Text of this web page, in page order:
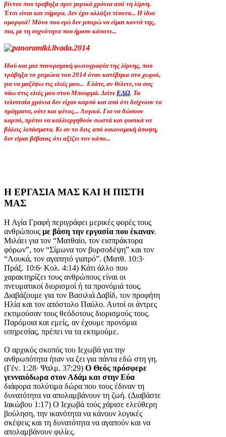
βίντεο που τραβηξα πριν μερικά χρόνια από τη λίμνη.
Έτσι είναι και σήμερα. Δεν έχει αλλάξει τίποτα... Η ίδια
ομορφιά! Μόνο που εγώ δεν μπορώ να είμαι κοντά της,
πια, με τη συχνότητα που ήμουν κάποτε...
Ιδού και μια πανοραμική φωτογραφία της λίμνης, που
τράβηξα το χειμώνα του 2014 όταν κατέβηκα στο χωριό,
για να μαζέψω τις ελιές μου... Ελάτε, αν θέλετε, να σας
πάω στις ελιές μου στου Μπουρμά. Δείτε ΕΔΩ. Τα
τελευταία χρόνια δεν είχαν καρπό και από ότι δείχνουν τα
πράγματα, ούτε και φέτος... Λογικό. Για να δώσουν
καρπό, πρέπει να καλλιεργηθούν σωστά και φυσικά να
βάλεις λιπάσματα. Κι αν το δεις από οικονομική άποψη,
δεν είμαι βέβαιος ότι αξίζει τον κόπο...
Η ΕΡΓΑΣΙΑ ΜΑΣ ΚΑΙ Η ΠΙΣΤΗ
ΜΑΣ
Η Αγία Γραφή περιγράφει μερικές φορές τους
ανθρώπους με βάση την εργασία που έκαναν.
Μιλάει για τον “Ματθαίο, τον εισπράκτορα
φόρων”, τον “Σίμωνα τον βυρσοδέψη” και τον
“Λουκά, τον αγαπητό γιατρό”. (Ματθ. 10:3·
Πράξ. 10:6· Κολ. 4:14) Κάτι άλλο που
χαρακτηρίζει τους ανθρώπους είναι οι
πνευματικοί διορισμοί ή τα προνόμιά τους.
Διαβάζουμε για τον Βασιλιά Δαβίδ, τον προφήτη
Ηλία και τον απόστολο Παύλο. Αυτοί οι άντρες
εκτιμούσαν τους θεόδοτους διορισμούς τους.
Παρόμοια και εμείς, αν έχουμε προνόμια
υπηρεσίας, πρέπει να τα εκτιμούμε.
Ο αρχικός σκοπός του Ιεχωβά για την
ανθρωπότητα ήταν να ζει για πάντα εδώ στη γη.
(Γέν. 1:28· Ψαλμ. 37:29) Ο Θεός πρόσφερε
γενναιόδωρα στον Αδάμ και στην Εύα
διάφορα πολύτιμα δώρα που τους έδιναν τη
δυνατότητα να απολαμβάνουν τη ζωή. (Διαβάστε
Ιακώβου 1:17) Ο Ιεχωβά τούς χάρισε ελεύθερη
βούληση, την ικανότητα να κάνουν λογικές
σκέψεις και τη δυνατότητα να αγαπούν και να
απολαμβάνουν φιλίες.